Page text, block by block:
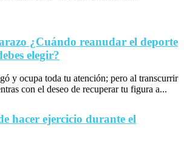
¿Cuándo reanudar el deporte
elegir?
y ocupa toda tu atención; pero al transcurrir
con el deseo de recuperar tu figura a...
hacer ejercicio durante el